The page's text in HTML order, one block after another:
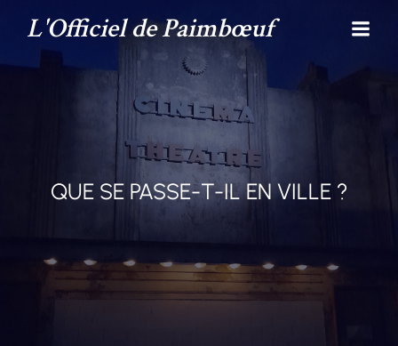
L'Officiel de Paimbœuf
QUE SE PASSE-T-IL EN VILLE ?